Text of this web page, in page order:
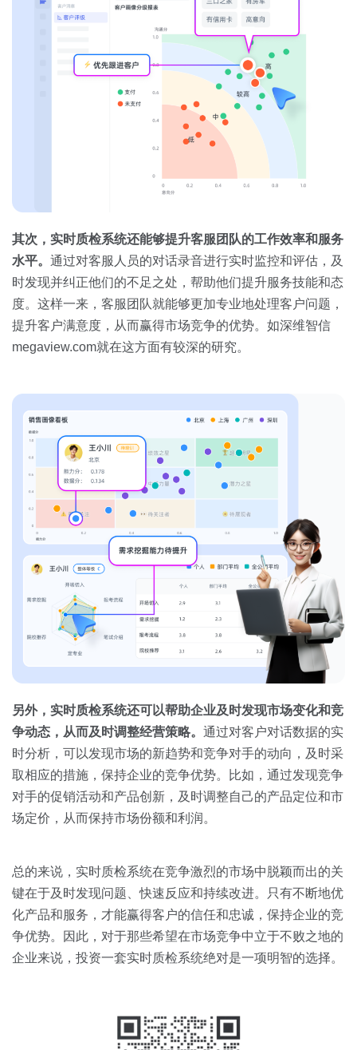
其次，实时质检系统还能够提升客服团队的工作效率和服务
水平。 通过对客服人员的对话录音进行实时监控和评估，及
时发现并纠正他们的不足之处，帮助他们提升服务技能和态
度。这样一来，客服团队就能够更加专业地处理客户问题，
提升客户满意度，从而赢得市场竞争的优势。如深维智信
megaview.com就在这方面有较深的研究。
另外，实时质检系统还可以帮助企业及时发现市场变化和竞
争动态，从而及时调整经营策略。 通过对客户对话数据的实
时分析，可以发现市场的新趋势和竞争对手的动向，及时采
取相应的措施，保持企业的竞争优势。比如，通过发现竞争
对手的促销活动和产品创新，及时调整自己的产品定位和市
场定价，从而保持市场份额和利润。
总的来说，实时质检系统在竞争激烈的市场中脱颖而出的关
键在于及时发现问题、快速反应和持续改进。只有不断地优
化产品和服务，才能赢得客户的信任和忠诚，保持企业的竞
争优势。因此，对于那些希望在市场竞争中立于不败之地的
企业来说，投资一套实时质检系统绝对是一项明智的选择。